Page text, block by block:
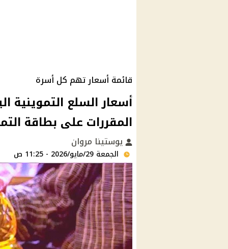
قائمة أسعار تهم كل أسرة
المقررات على بطاقة
يوستينا مروان
الجمعة 29/مايو/2026 - 11:25 ص